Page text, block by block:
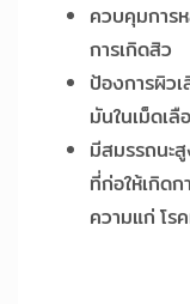
ควบคุมการ
การเกิดสิว
ป้องการผิวเ
มันในเม็ดเ
มีสมรรถนะ
ที่ก่อให้เกิด
ความแก่ โร